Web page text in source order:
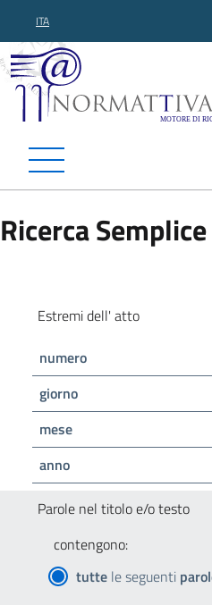
ITA
Normattiva
Ricerca Semplice
Estremi dell' atto
numero
giorno
mese
anno
Parole nel titolo e/o testo
contengono:
tutte le seguenti